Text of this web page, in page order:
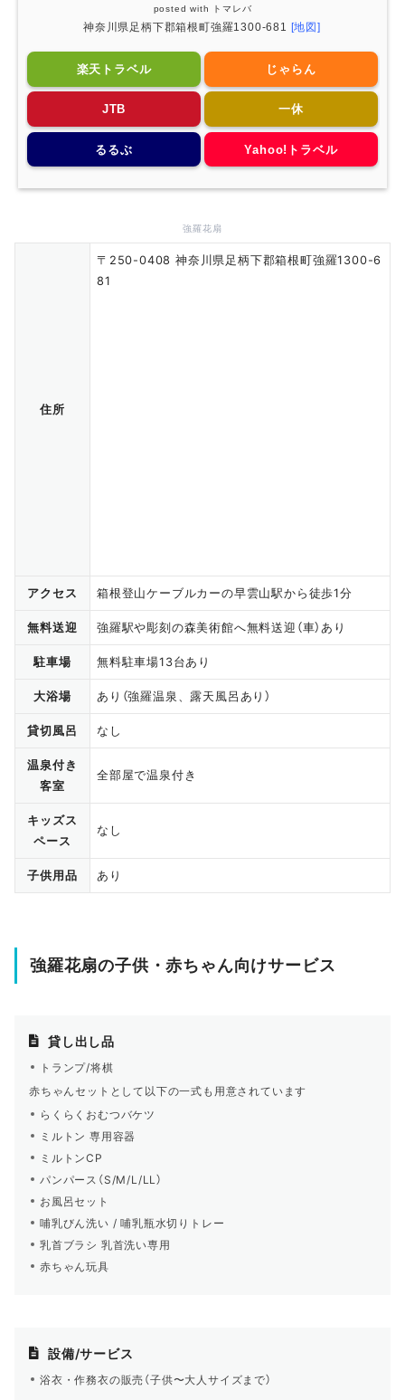
posted with トマレバ
神奈川県足柄下郡箱根町強羅1300-681 [地図]
楽天トラベル じゃらん
JTB 一休
るるぶ Yahoo!トラベル
強羅花扇
住所
〒250-0408 神奈川県足柄下郡箱根町強羅1300-6
81
アクセス 箱根登山ケーブルカーの早雲山駅から徒歩1分
無料送迎 強羅駅や彫刻の森美術館へ無料送迎（車）あり
駐車場 無料駐車場13台あり
大浴場 あり（強羅温泉、露天風呂あり）
貸切風呂 なし
温泉付き
客室
全部屋で温泉付き
キッズス
ペース
なし
子供用品 あり
強羅花扇の子供・赤ちゃん向けサービス
貸し出し品
トランプ/将棋
赤ちゃんセットとして以下の一式も用意されています
らくらくおむつバケツ
ミルトン 専用容器
ミルトンCP
パンパース（S/M/L/LL）
お風呂セット
哺乳びん洗い / 哺乳瓶水切りトレー
乳首ブラシ 乳首洗い専用
赤ちゃん玩具
設備/サービス
浴衣・作務衣の販売（子供〜大人サイズまで）